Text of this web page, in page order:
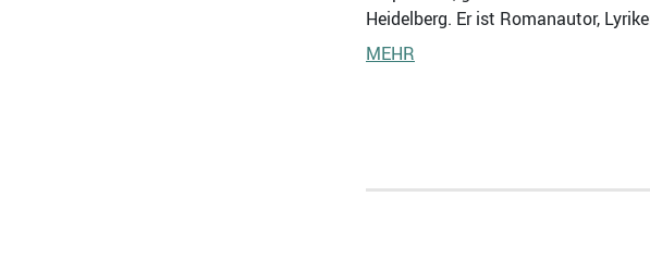
Heidelberg. Er ist Romanautor,
MEHR